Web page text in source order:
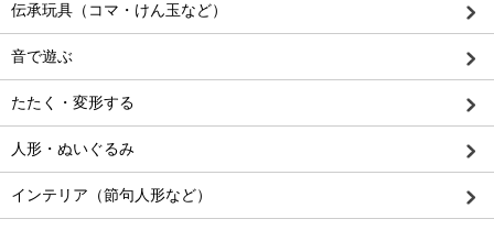
伝承玩具（コマ・けん玉など）
音で遊ぶ
たたく・変形する
人形・ぬいぐるみ
インテリア（節句人形など）